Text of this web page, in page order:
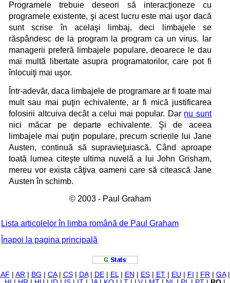
Programele trebuie deseori să interacţioneze cu
programele existente, şi acest lucru este mai uşor dacă
sunt scrise în acelaşi limbaj, deci limbajele se
răspândesc de la program la program ca un virus. Iar
managerii preferă limbajele populare, deoarece le dau
mai multă libertate asupra programatorilor, care pot fi
înlocuiţi mai uşor.
Într-adevăr, daca limbajele de programare ar fi toate mai
mult sau mai puţin echivalente, ar fi mică justificarea
folosirii altcuiva decât a celui mai popular. Dar nu sunt
nici măcar pe departe echivalente. Şi de aceea
limbajele mai puţin populare, precum scrierile lui Jane
Austen, continuă să supravieţuiască. Când aproape
toată lumea citeşte ultima nuvelă a lui John Grisham,
mereu vor exista câţiva oameni care să citească Jane
Austen în schimb.
© 2003 - Paul Graham
Lista articolelor în limba română de Paul Graham
Înapoi la pagina principală
AF AR| BG CA| CS| DA| DE| EL| EN ES| ET| EU FI FR| GA|